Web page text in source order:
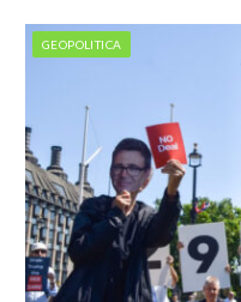
GEOPOLITICA